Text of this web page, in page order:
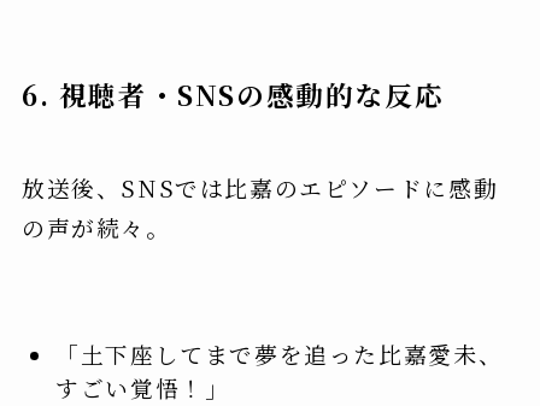
6. 視聴者・SNSの感動的な反応
放送後、SNSでは比嘉のエピソードに感動
の声が続々。
「土下座してまで夢を追った比嘉愛未、
すごい覚悟！」